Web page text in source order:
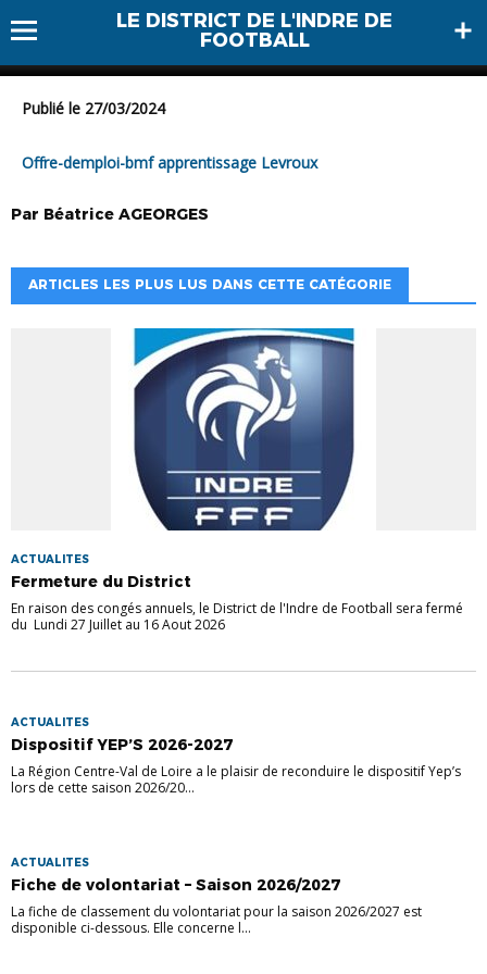
LE DISTRICT DE L'INDRE DE
FOOTBALL
Offre-demploi-bmf
apprentissage Levroux
Publié le 27/03/2024
Offre-demploi-bmf apprentissage Levroux
Par Béatrice AGEORGES
ARTICLES LES PLUS LUS DANS CETTE CATÉGORIE
ACTUALITES
Fermeture du District
En raison des congés annuels, le District de l'Indre de Football sera fermé
du Lundi 27 Juillet au 16 Aout 2026
ACTUALITES
Dispositif YEP’S 2026-2027
La Région Centre-Val de Loire a le plaisir de reconduire le dispositif Yep’s
lors de cette saison 2026/20...
ACTUALITES
Fiche de volontariat – Saison 2026/2027
La fiche de classement du volontariat pour la saison 2026/2027 est
disponible ci-dessous. Elle concerne l...